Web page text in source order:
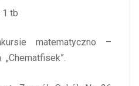
1 tb
matematyczno –